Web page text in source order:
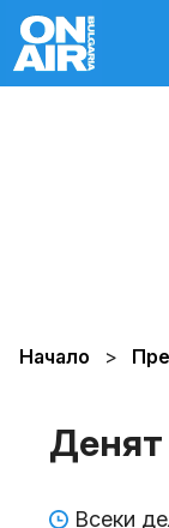
Начало
Денят
Всеки